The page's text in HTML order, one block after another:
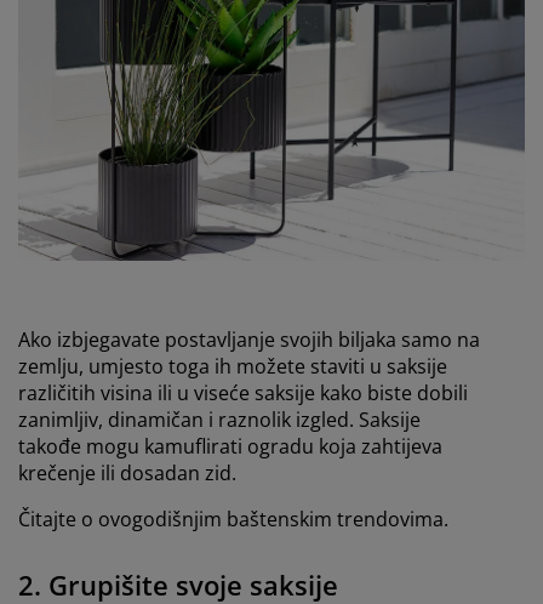
Ako izbjegavate postavljanje svojih biljaka samo na
zemlju, umjesto toga ih možete staviti u saksije
različitih visina ili u viseće saksije kako biste dobili
zanimljiv, dinamičan i raznolik izgled. Saksije
takođe mogu kamuflirati ogradu koja zahtijeva
krečenje ili dosadan zid.
Čitajte o ovogodišnjim baštenskim trendovima.
2. Grupišite svoje saksije